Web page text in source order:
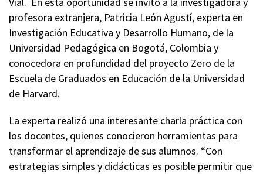
profesora extranjera, Patricia León Agustí, experta en
Investigación Educativa y Desarrollo Humano, de la
Universidad Pedagógica en Bogotá, Colombia y
conocedora en profundidad del proyecto Zero de la
Escuela de Graduados en Educación de la Universidad
de Harvard.
La experta realizó una interesante charla práctica con
los docentes, quienes conocieron herramientas para
transformar el aprendizaje de sus alumnos. “Con
estrategias simples y didácticas es posible permitir que